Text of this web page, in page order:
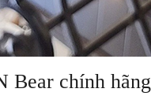
Bear chính hãng